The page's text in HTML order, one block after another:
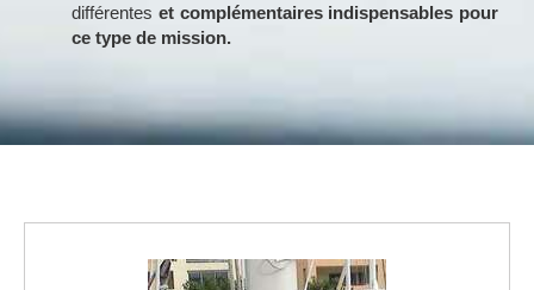
différentes et complémentaires indispensables pour
ce type de mission.